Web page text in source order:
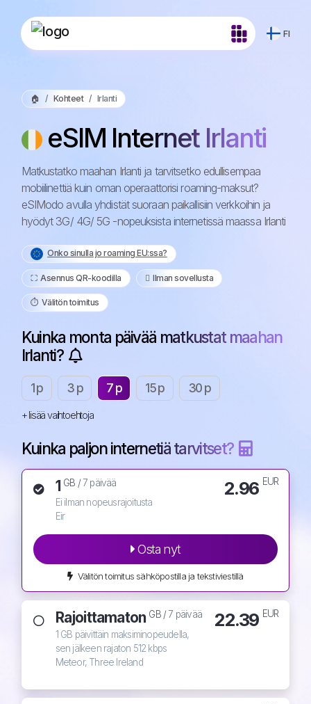
FI
🏠 Kohteet Irlanti
eSIM Internet Irlanti
Matkustatko maahan Irlanti ja tarvitsetko edullisempaa
mobiilinettiä kuin oman operaattorisi roaming-maksut?
eSIModo avulla yhdistät suoraan paikallisiin verkkoihin ja
hyödyt 3G/ 4G/ 5G -nopeuksista internetissä maassa Irlanti
Onko sinulla jo roaming EU:ssa?
⛶️️ Asennus QR-koodilla ️ Ilman sovellusta
⏱️️ Välitön toimitus
Kuinka monta päivää matkustat maahan
Irlanti?
1 p 3 p 7 p 15 p 30 p
+ lisää vaihtoehtoja
Kuinka paljon internetiä tarvitset?
1 GB /7 päivää
Ei ilman nopeusrajoitusta
Eir
2.96 EUR
Osta nyt
Välitön toimitus sähköpostilla ja tekstiviestillä
Rajoittamaton GB /7 päivää
1 GB päivittäin maksiminopeudella,
sen jälkeen rajaton 512 kbps
Meteor, Three Ireland
22.39 EUR